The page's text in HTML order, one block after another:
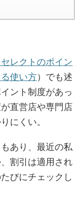
レクトのポイン
使い方）でも述
ント制度があっ
直営店や専門店
にくい。
あり、最近の私
割引は適用され
びにチェックし